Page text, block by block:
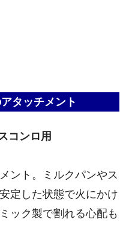
タッチメント
コンロ用
ント。ミルクパンやス
定した状態で火にかけ
ック製で割れる心配も